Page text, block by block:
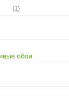
(1)
обои